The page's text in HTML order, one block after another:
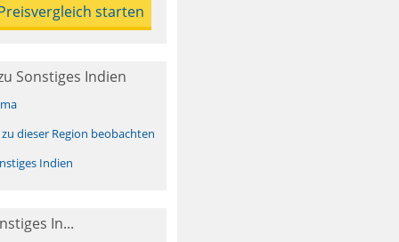
Sonstiges Indien
dieser Region beobachten
Indien
In...